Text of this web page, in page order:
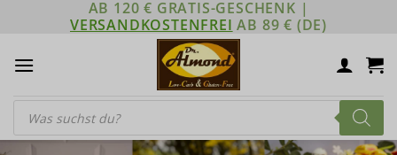
AB 120 € GRATIS-GESCHENK |
VERSANDKOSTENFREI AB 89 € (DE)
Products
search